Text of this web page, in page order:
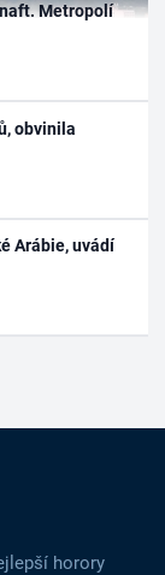
Metropolí
obvinila
Arábie, uvádí
horory